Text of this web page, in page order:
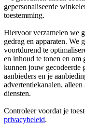
gepersonaliseerde
toestemming.
Hiervoor verzamelen we
gedrag en apparaten. We
voortdurend te
en inhoud te tonen en om
kunnen jouw gecodeerde
aanbieders en je
advertentiekanalen,
diensten.
Controleer voordat je
privacybeleid.